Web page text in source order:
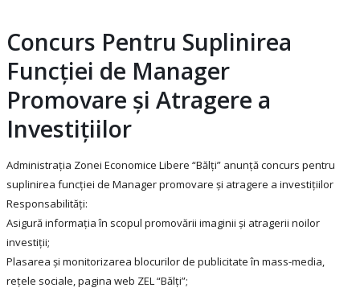
Concurs Pentru Suplinirea
Funcției de Manager
Promovare și Atragere a
Investițiilor
Administrația Zonei Economice Libere “Bălți” anunță concurs pentru
suplinirea funcției de Manager promovare și atragere a investițiilor
Responsabilități:
Asigură informația în scopul promovării imaginii și atragerii noilor
investiții;
Plasarea și monitorizarea blocurilor de publicitate în mass-media,
rețele sociale, pagina web ZEL “Bălți”;